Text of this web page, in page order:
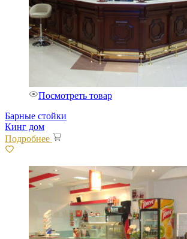
Посмотреть товар
Барные стойки
Кинг дом
Подробнее